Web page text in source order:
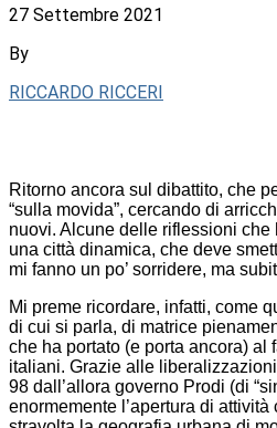
27 Settembre 2021
By
RICCARDO RICCERI
Ritorno ancora sul dibattito, che
“sulla movida”, cercando di
nuovi. Alcune delle riflessioni
una città dinamica, che deve
mi fanno un po’ sorridere, ma
Mi preme ricordare, infatti, come
di cui si parla, di matrice
che ha portato (e porta ancora) al
italiani. Grazie alle
98 dall’allora governo Prodi (di
enormemente l’apertura di attività